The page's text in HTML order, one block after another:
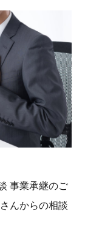
事業承継のご
んからの相談